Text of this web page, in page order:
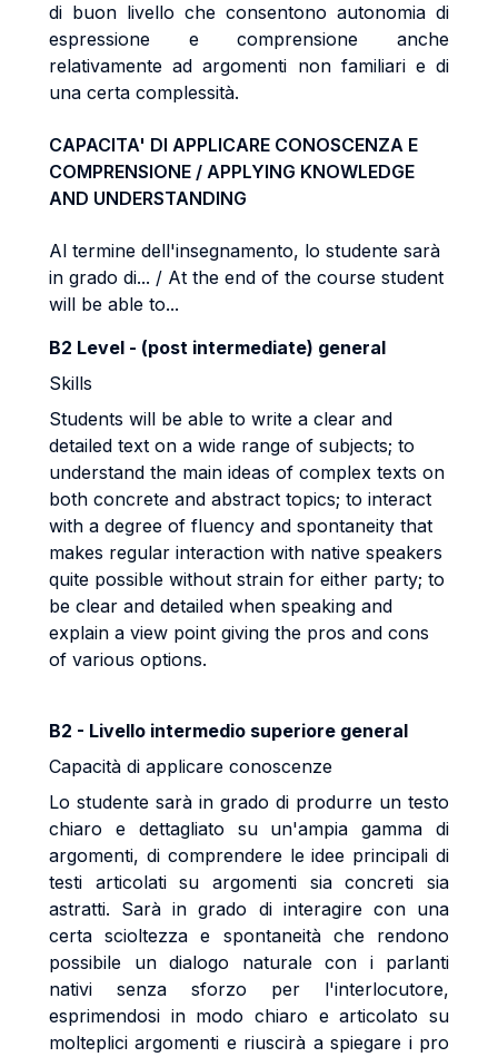
di buon livello che consentono autonomia di
espressione e comprensione anche
relativamente ad argomenti non familiari e di
una certa complessità.
CAPACITA' DI APPLICARE CONOSCENZA E
COMPRENSIONE / APPLYING KNOWLEDGE
AND UNDERSTANDING
Al termine dell'insegnamento, lo studente sarà
in grado di... / At the end of the course student
will be able to...
B2 Level - (post intermediate) general
Skills
Students will be able to write a clear and
detailed text on a wide range of subjects; to
understand the main ideas of complex texts on
both concrete and abstract topics; to interact
with a degree of fluency and spontaneity that
makes regular interaction with native speakers
quite possible without strain for either party; to
be clear and detailed when speaking and
explain a view point giving the pros and cons
of various options.
B2 - Livello intermedio superiore general
Capacità di applicare conoscenze
Lo studente sarà in grado di produrre un testo
chiaro e dettagliato su un'ampia gamma di
argomenti, di comprendere le idee principali di
testi articolati su argomenti sia concreti sia
astratti. Sarà in grado di interagire con una
certa scioltezza e spontaneità che rendono
possibile un dialogo naturale con i parlanti
nativi senza sforzo per l'interlocutore,
esprimendosi in modo chiaro e articolato su
molteplici argomenti e riuscirà a spiegare i pro